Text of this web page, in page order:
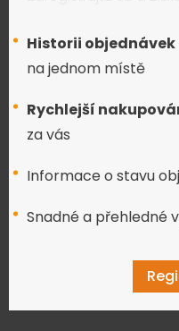
Historii objednávek
na jednom místě
Rychlejší
za vás
Informace o stavu
Snadné a přehledné